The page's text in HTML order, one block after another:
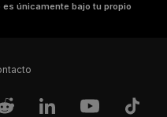
únicamente bajo tu propio